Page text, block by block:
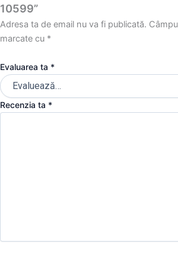
10599”
Adresa ta de email nu va fi publicată.
marcate cu *
Evaluarea ta *
Recenzia ta *